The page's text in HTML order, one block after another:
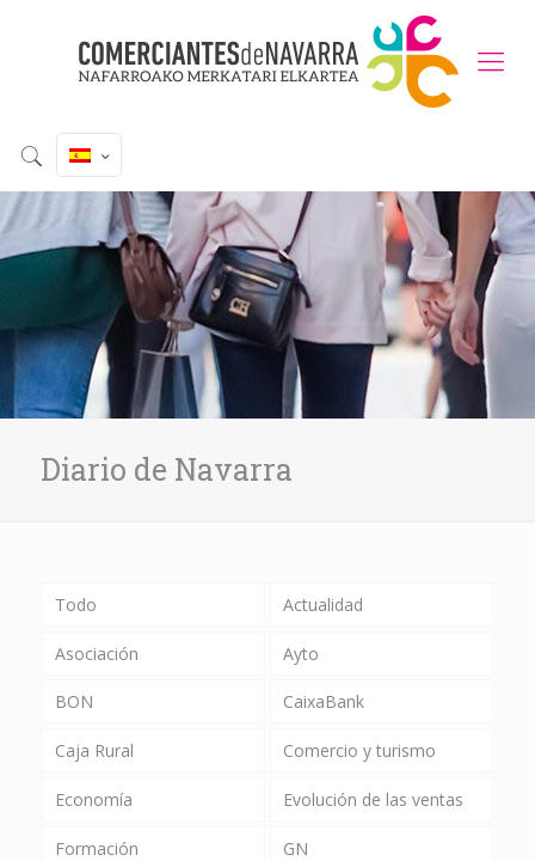
Diario de Navarra
Todo Actualidad
Asociación Ayto
BON CaixaBank
Caja Rural Comercio y turismo
Economía Evolución de las ventas
Formación GN